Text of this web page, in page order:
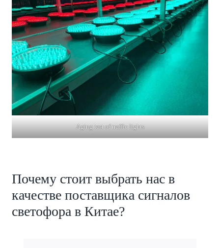
Aging test of traffic lights
Почему стоит выбрать нас в
качестве поставщика сигналов
светофора в Китае?